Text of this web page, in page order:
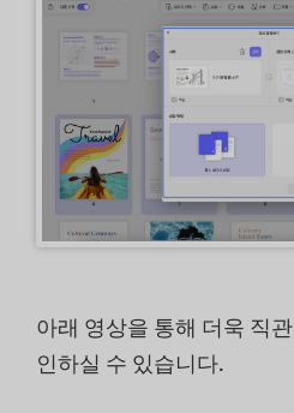
아래 영상을 통해 더욱 직
인하실 수 있습니다.